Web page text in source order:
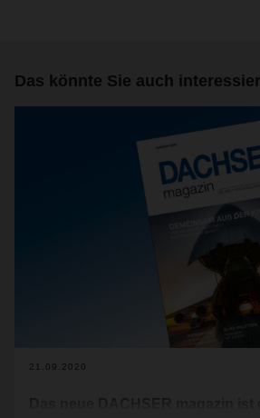
Das könnte Sie auch
21.09.2020